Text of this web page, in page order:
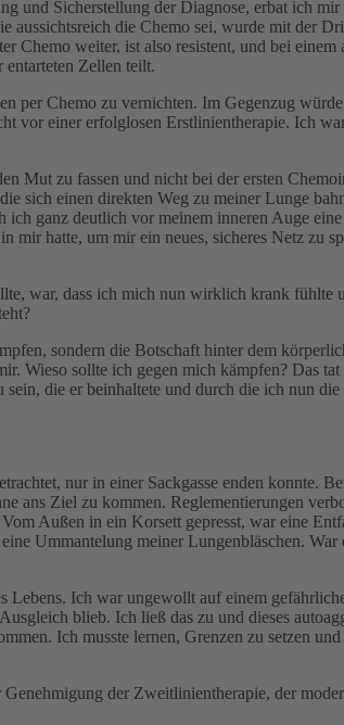
und Sicherstellung der Diagnose, erbat ich
die Chemo sei, wurde mit der
Chemo weiter, ist also resistent, und bei
entarteten Zellen teilt.
per Chemo zu vernichten. Im Gegenzug
vor einer erfolglosen Erstlinientherapie. Ich
Mut zu fassen und nicht bei der ersten
sich einen direkten Weg zu meiner Lunge
ganz deutlich vor meinem inneren Auge
mir hatte, um mir ein neues, sicheres Netz zu
war, dass ich mich nun wirklich krank fühlte
sondern die Botschaft hinter dem
Wieso sollte ich gegen mich kämpfen? Das
die er beinhaltete und durch die ich nun die
nur in einer Sackgasse enden konnte.
ans Ziel zu kommen. Reglementierungen
Außen in ein Korsett gepresst, war eine
Ummantelung meiner Lungenbläschen. War
Lebens. Ich war ungewollt auf einem
blieb. Ich ließ das zu und dieses
Ich musste lernen, Grenzen zu setzen
der Zweitlinientherapie, der